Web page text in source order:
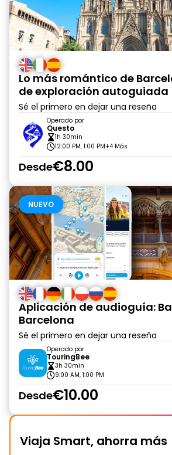
Lo más romántico de
de exploración autoguiada
Sé el primero en dejar una reseña
Operado por
Questo
1h 30min
12:00 PM, 1:00 PM+4 Más
Desde€8.00
NUEVO
Aplicación de audioguía:
Barcelona
Sé el primero en dejar una reseña
Operado por
TouringBee
3h 30min
9:00 AM, 1:00 PM
Desde€10.00
Viaja Smart, ahorra más